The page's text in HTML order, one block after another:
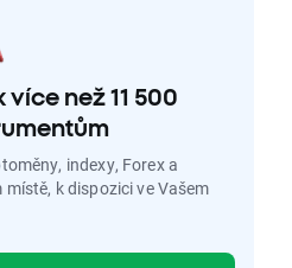
než 11 500
indexy, Forex a
k dispozici ve Vašem